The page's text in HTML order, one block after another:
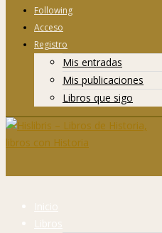
Following
Acceso
Registro
Mis entradas
Mis publicaciones
Libros que sigo
Inicio
Libros